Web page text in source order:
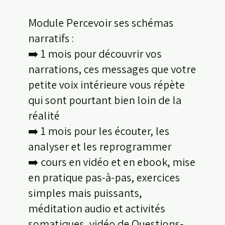
Module Percevoir ses schémas
narratifs :
➡️ 1 mois pour découvrir vos
narrations, ces messages que votre
petite voix intérieure vous répète
qui sont pourtant bien loin de la
réalité
➡️ 1 mois pour les écouter, les
analyser et les reprogrammer
➡️ cours en vidéo et en ebook, mise
en pratique pas-à-pas, exercices
simples mais puissants,
méditation audio et activités